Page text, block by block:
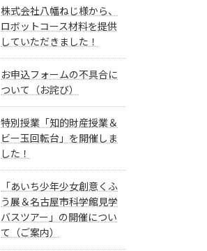
株式会社八幡ねじ様から、
ロボットコース材料を提供
していただきました！
お申込フォームの不具合に
ついて（お詫び）
特別授業「知的財産授業＆
ビー玉回転台」を開催しま
した！
「あいち少年少女創意くふ
う展＆名古屋市科学館見学
バスツアー」の開催につい
て（ご案内）